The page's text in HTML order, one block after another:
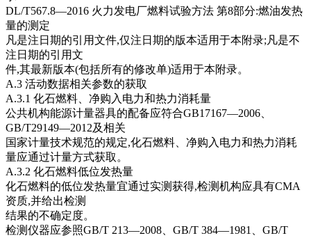
DL/T567.8—2016 火力发电厂燃料试验方法 第8部分:燃油发热
量的测定
凡是注日期的引用文件,仅注日期的版本适用于本附录;凡是不
注日期的引用文
件,其最新版本(包括所有的修改单)适用于本附录。
A.3 活动数据相关参数的获取
A.3.1 化石燃料、净购入电力和热力消耗量
公共机构能源计量器具的配备应符合GB17167—2006、
GB/T29149—2012及相关
国家计量技术规范的规定,化石燃料、净购入电力和热力消耗
量应通过计量方式获取。
A.3.2 化石燃料低位发热量
化石燃料的低位发热量宜通过实测获得,检测机构应具有CMA
资质,并给出检测
结果的不确定度。
检测仪器应参照GB/T 213—2008、GB/T 384—1981、GB/T